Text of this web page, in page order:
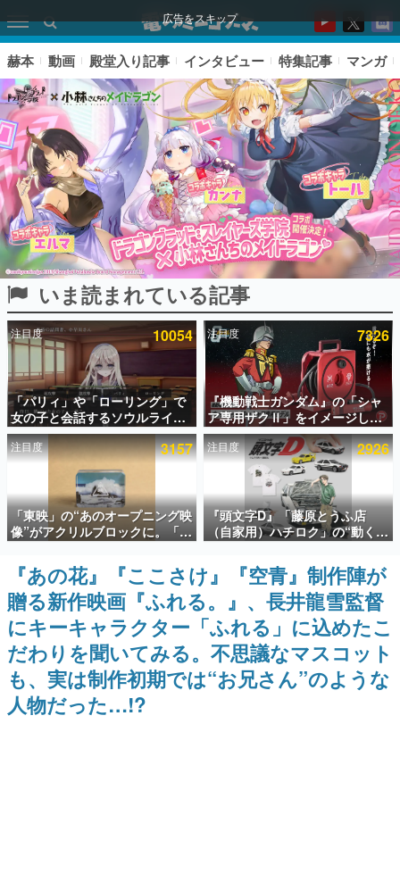
広告をスキップ
ピックアップ
電ファミのいま読まれている記事ランキング
アプリセール情報
インタビュー
連載・特集一覧
殿堂入り記事
SNS拡散数が数千以上！ ページビュー数万以上！ などな
ど。多くの人々に読まれた、電ファミ渾身の“殿堂入り”記
事をまとめました。
ゲームの企画書
名作ゲームクリエイターの方々に製作時のエピソードをお
聞きし、ヒットする企画（ゲーム）とは何か？を探ってい
きます。
赫本
この物語を解いてはいけない。『赫本』は、〈試験問題〉
の形をした短編ホラー小説集です。
新世代に訊く
赫本 動画 殿堂入り記事 インタビュー 特集記事 マンガ
いま読まれている記事
注目度 10054
「パリィ」や「ローリング」で
女の子と会話するソウルライク
恋愛ゲーム『小早川さんはソウ
ルライク』無料公開。返事に失
敗すると「YOU DIED」
注目度 7326
『機動戦士ガンダム』の「シャ
ア専用ザクⅡ」をイメージした
散水ホースリールが予約開始。
本体にはシャアのパーソナルマ
ークやジオン公国軍のエンブレ
ム、型式番号などを配置
注目度 3157
「東映」の“あのオープニング映
像”がアクリルブロックに。「東
映ヒストリカル グッズコレクシ
ョン」が8月下旬より発売
注目度 2926
『頭文字D』「藤原とうふ店
（自家用）ハチロク」の“動くテ
ィッシュケース”が買えるポップ
アップショップが開催へ。マン
ガの舞台である群馬の「イオン
モール高崎」にて、8月11日か
ら8月20日までの期間限定で開
催予定
『あの花』『ここさけ』『空青』制作陣が
贈る新作映画『ふれる。』、長井龍雪監督
にキーキャラクター「ふれる」に込めたこ
だわりを聞いてみる。不思議なマスコット
も、実は制作初期では“お兄さん”のような
人物だった…!?